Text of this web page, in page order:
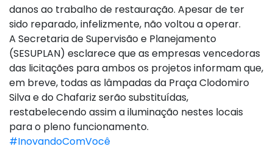
danos ao trabalho de restauração. Apesar de ter
sido reparado, infelizmente, não voltou a operar.
A Secretaria de Supervisão e Planejamento
(SESUPLAN) esclarece que as empresas vencedoras
das licitações para ambos os projetos informam que,
em breve, todas as lâmpadas da Praça Clodomiro
Silva e do Chafariz serão substituídas,
restabelecendo assim a iluminação nestes locais
para o pleno funcionamento.
#InovandoComVocê